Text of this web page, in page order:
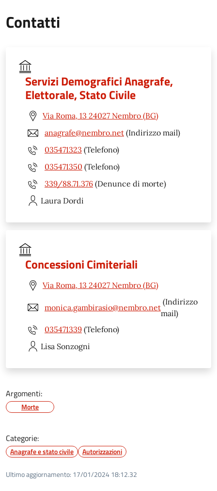
Contatti
Servizi Demografici Anagrafe,
Elettorale, Stato Civile
Via Roma, 13 24027 Nembro (BG)
anagrafe@nembro.net (Indirizzo mail)
035471323 (Telefono)
035471350 (Telefono)
339/88.71.376 (Denunce di morte)
Laura Dordi
Concessioni Cimiteriali
Via Roma, 13 24027 Nembro (BG)
monica.gambirasio@nembro.net
(Indirizzo
mail)
035471339 (Telefono)
Lisa Sonzogni
Argomenti:
Morte
Categorie:
Anagrafe e stato civile Autorizzazioni
Ultimo aggiornamento: 17/01/2024 18:12.32